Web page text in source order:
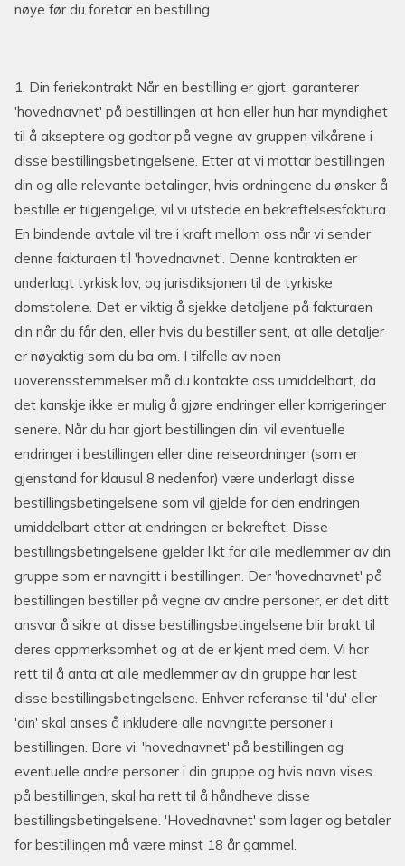
nøye før du foretar en bestilling
1. Din feriekontrakt Når en bestilling er gjort, garanterer
'hovednavnet' på bestillingen at han eller hun har myndighet
til å akseptere og godtar på vegne av gruppen vilkårene i
disse bestillingsbetingelsene. Etter at vi mottar bestillingen
din og alle relevante betalinger, hvis ordningene du ønsker å
bestille er tilgjengelige, vil vi utstede en bekreftelsesfaktura.
En bindende avtale vil tre i kraft mellom oss når vi sender
denne fakturaen til 'hovednavnet'. Denne kontrakten er
underlagt tyrkisk lov, og jurisdiksjonen til de tyrkiske
domstolene. Det er viktig å sjekke detaljene på fakturaen
din når du får den, eller hvis du bestiller sent, at alle detaljer
er nøyaktig som du ba om. I tilfelle av noen
uoverensstemmelser må du kontakte oss umiddelbart, da
det kanskje ikke er mulig å gjøre endringer eller korrigeringer
senere. Når du har gjort bestillingen din, vil eventuelle
endringer i bestillingen eller dine reiseordninger (som er
gjenstand for klausul 8 nedenfor) være underlagt disse
bestillingsbetingelsene som vil gjelde for den endringen
umiddelbart etter at endringen er bekreftet. Disse
bestillingsbetingelsene gjelder likt for alle medlemmer av din
gruppe som er navngitt i bestillingen. Der 'hovednavnet' på
bestillingen bestiller på vegne av andre personer, er det ditt
ansvar å sikre at disse bestillingsbetingelsene blir brakt til
deres oppmerksomhet og at de er kjent med dem. Vi har
rett til å anta at alle medlemmer av din gruppe har lest
disse bestillingsbetingelsene. Enhver referanse til 'du' eller
'din' skal anses å inkludere alle navngitte personer i
bestillingen. Bare vi, 'hovednavnet' på bestillingen og
eventuelle andre personer i din gruppe og hvis navn vises
på bestillingen, skal ha rett til å håndheve disse
bestillingsbetingelsene. 'Hovednavnet' som lager og betaler
for bestillingen må være minst 18 år gammel.